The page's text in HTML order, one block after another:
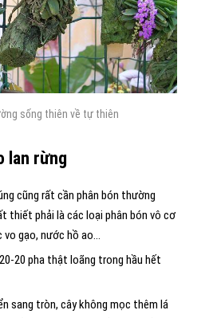
sống thiên về tự thiên
lan rừng
cũng rất cần phân bón thường
thiết phải là các loại phân bón vô cơ
vo gạo, nước hồ ao…
20 pha thật loãng trong hầu hết
sang tròn, cây không mọc thêm lá